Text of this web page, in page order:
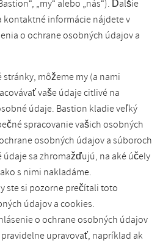
„my“ alebo „nás“). Ďalšie
informácie nájdete v
o ochrane osobných údajov a
môžeme my (a nami
vaše údaje citlivé na
údaje. Bastion kladie veľký
spracovanie vašich osobných
osobných údajov a súboroch
sa zhromažďujú, na aké účely
s nimi nakladáme.
ste si pozorne prečítali toto
údajov a cookies.
o ochrane osobných údajov
upravovať, napríklad ak